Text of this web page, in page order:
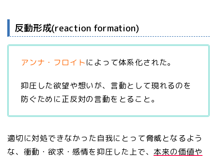
反動形成(reaction formation)
アンナ・フロイトによって体系化された。
抑圧した欲望や想いが、言動として現れるのを
防ぐために正反対の言動をとること。
適切に対処できなかった自我にとって脅威となるよう
な、衝動・欲求・感情を抑圧した上で、本来の価値や